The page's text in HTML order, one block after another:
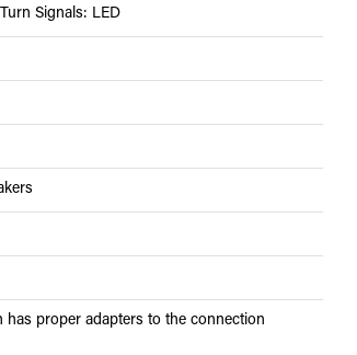
Signals: LED
proper adapters to the connection